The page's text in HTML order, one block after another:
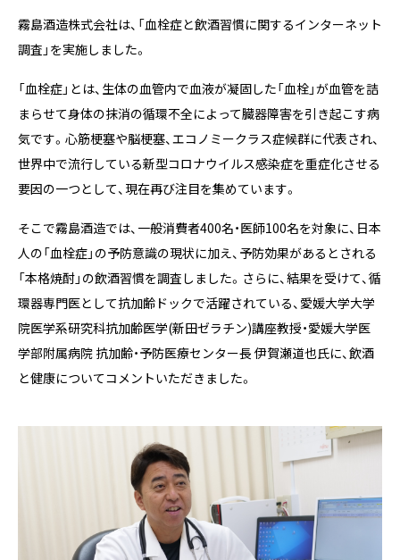
霧島酒造株式会社は、「血栓症と飲酒習慣に関するインターネット
調査」を実施しました。
「血栓症」とは、生体の血管内で血液が凝固した「血栓」が血管を詰
まらせて身体の抹消の循環不全によって臓器障害を引き起こす病
気です。心筋梗塞や脳梗塞、エコノミークラス症候群に代表され、
世界中で流行している新型コロナウイルス感染症を重症化させる
要因の一つとして、現在再び注目を集めています。
そこで霧島酒造では、一般消費者400名・医師100名を対象に、日本
人の「血栓症」の予防意識の現状に加え、予防効果があるとされる
「本格焼酎」の飲酒習慣を調査しました。さらに、結果を受けて、循
環器専門医として抗加齢ドックで活躍されている、愛媛大学大学
院医学系研究科抗加齢医学(新田ゼラチン)講座教授・愛媛大学医
学部附属病院 抗加齢・予防医療センター長 伊賀瀬道也氏に、飲酒
と健康についてコメントいただきました。